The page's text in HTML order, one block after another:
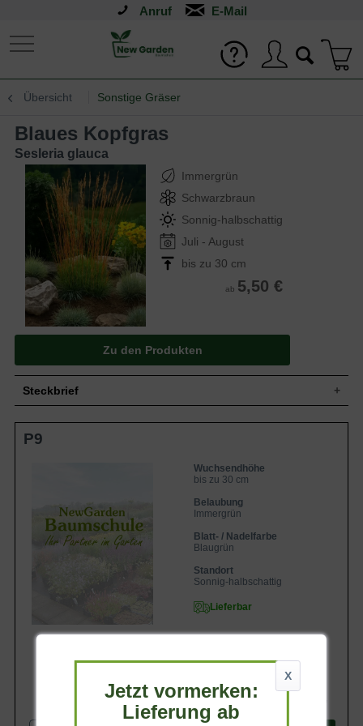
Anruf
Übersicht Sonstige Gräser
Blaues Kopfgras
Sesleria glauca
Immergrün
Schwarzbraun
Sonnig-halbschattig
Juli - August
bis zu 30 cm
ab 5,50 €
Zu den Produkten
Steckbrief
Horstbildender, bogiger Wuchs,
Immergrün, blau-grün, schmale Blattform
Blütezeit
Juli bis August
Boden
Gut durchlässiger Boden
Standort
Sonnig bis halbschattig
Eigenschaften
lässt sich hervorragend im
auffällig sind die blaugrünen Blätter. Durch
Kopfgras auch im Winter ein
P9
Wuchsendhöhe
bis zu 30 cm
Belaubung
Immergrün
Blatt- / Nadelfarbe
Blaugrün
Standort
Sonnig-halbschattig
Lieferbar
X
Jetzt vormerken:
Lieferung ab